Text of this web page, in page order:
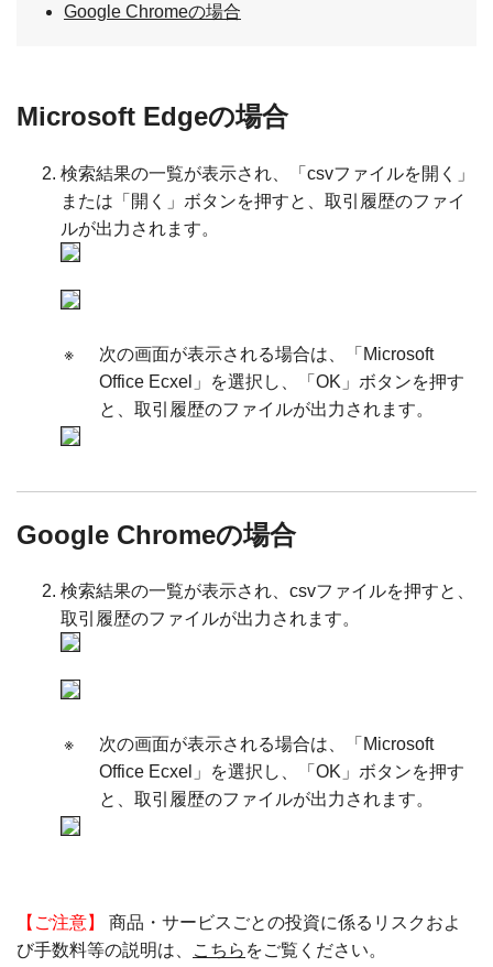
Google Chromeの場合
Microsoft Edgeの場合
検索結果の一覧が表示され、「csvファイルを開く」
または「開く」ボタンを押すと、取引履歴のファイ
ルが出力されます。
※
次の画面が表示される場合は、「Microsoft
Office Ecxel」を選択し、「OK」ボタンを押す
と、取引履歴のファイルが出力されます。
Google Chromeの場合
検索結果の一覧が表示され、csvファイルを押すと、
取引履歴のファイルが出力されます。
※
次の画面が表示される場合は、「Microsoft
Office Ecxel」を選択し、「OK」ボタンを押す
と、取引履歴のファイルが出力されます。
【ご注意】
商品・サービスごとの投資に係るリスクおよ
び手数料等の説明は、
こちら をご覧ください。